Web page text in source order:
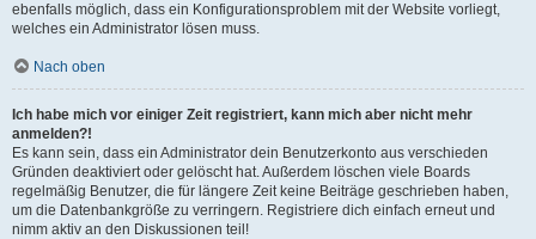
ebenfalls möglich, dass ein Konfigurationsproblem mit der Website vorliegt,
welches ein Administrator lösen muss.
Nach oben
Ich habe mich vor einiger Zeit registriert, kann mich aber nicht mehr
anmelden?!
Es kann sein, dass ein Administrator dein Benutzerkonto aus verschieden
Gründen deaktiviert oder gelöscht hat. Außerdem löschen viele Boards
regelmäßig Benutzer, die für längere Zeit keine Beiträge geschrieben haben,
um die Datenbankgröße zu verringern. Registriere dich einfach erneut und
nimm aktiv an den Diskussionen teil!